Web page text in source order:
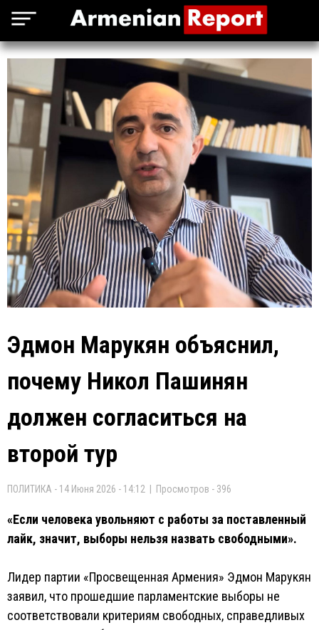
Эдмон Марукян объяснил,
почему Никол Пашинян
должен согласиться на
второй тур
ПОЛИТИКА - 14 Июня 2026 - 14:12 | Просмотров - 396
«Если человека увольняют с работы за поставленный
лайк, значит, выборы нельзя назвать свободными».
Лидер партии «Просвещенная Армения» Эдмон Марукян
заявил, что прошедшие парламентские выборы не
соответствовали критериям свободных, справедливых